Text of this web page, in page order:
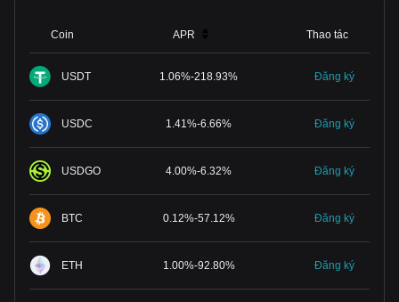
Coin APR Thao tác
USDT 1.06%-218.93% Đăng ký
USDC 1.41 %-6.66% Đăng ký
USDGO 4.00%-6.32% Đăng ký
BTC 0.12%-57.12% Đăng ký
ETH 1.00%-92.80% Đăng ký